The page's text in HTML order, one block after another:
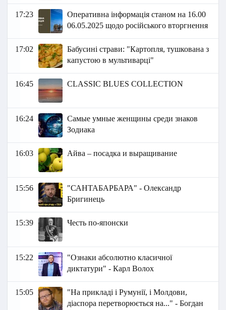
17:23
Оперативна інформація станом на 16.00
06.05.2025 щодо російського вторгнення
17:02
Бабусині страви: "Картопля, тушкована з
капустою в мультиварці"
16:45 CLASSIC BLUES COLLECTION
16:24
Самые умные женщины среди знаков
Зодиака
16:03 Айва – посадка и выращивание
15:56
"САНТАБАРБАРА" - Олександр
Бригинець
15:39 Честь по-японски
15:22
"Ознаки абсолютно класичної
диктатури" - Карл Волох
15:05
"На прикладі і Румунії, і Молдови,
діаспора перетворюється на..." - Богдан